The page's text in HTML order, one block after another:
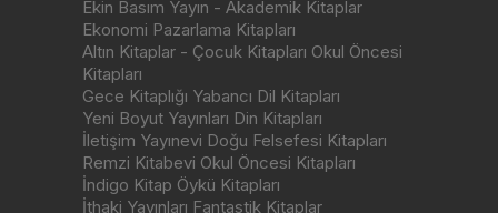
Ekin Basım Yayın - Akademik Kitaplar
Ekonomi Pazarlama Kitapları
Altın Kitaplar - Çocuk Kitapları Okul Öncesi
Kitapları
Gece Kitaplığı Yabancı Dil Kitapları
Yeni Boyut Yayınları Din Kitapları
İletişim Yayınevi Doğu Felsefesi Kitapları
Remzi Kitabevi Okul Öncesi Kitapları
İndigo Kitap Öykü Kitapları
İthaki Yayınları Fantastik Kitaplar